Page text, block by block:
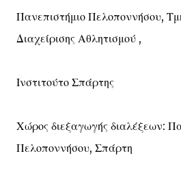
Πανεπιστήμιο Πελοποννήσου,
Διαχείρισης Αθλητισμού ,
Ινστιτούτο Σπάρτης
Χώρος διεξαγωγής διαλέξεων:
Πελοποννήσου, Σπάρτη